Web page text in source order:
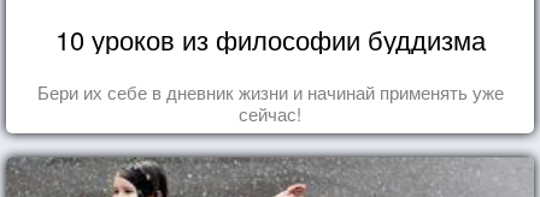
10 уроков из философии буддизма
Бери их себе в дневник жизни и начинай применять уже
сейчас!